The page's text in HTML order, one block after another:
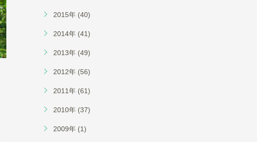
2015年 (40)
2014年 (41)
2013年 (49)
2012年 (56)
2011年 (61)
2010年 (37)
2009年 (1)